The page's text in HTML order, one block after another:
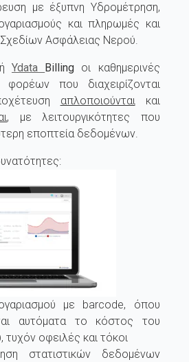
με έξυπνη Υδρομέτρηση,
και πληρωμές και
Ασφάλειας Νερού.
Ydata Βilling οι καθημερινές
φορέων που διαχειρίζονται
απλοποιούνταικαι
, με λειτουργικότητες που
εποπτεία δεδομένων.
υνατότητες:
με barcode, όπου
αυτόματα το κόστος του
τυχόν οφειλές και τόκοι
στατιστικών δεδομένων